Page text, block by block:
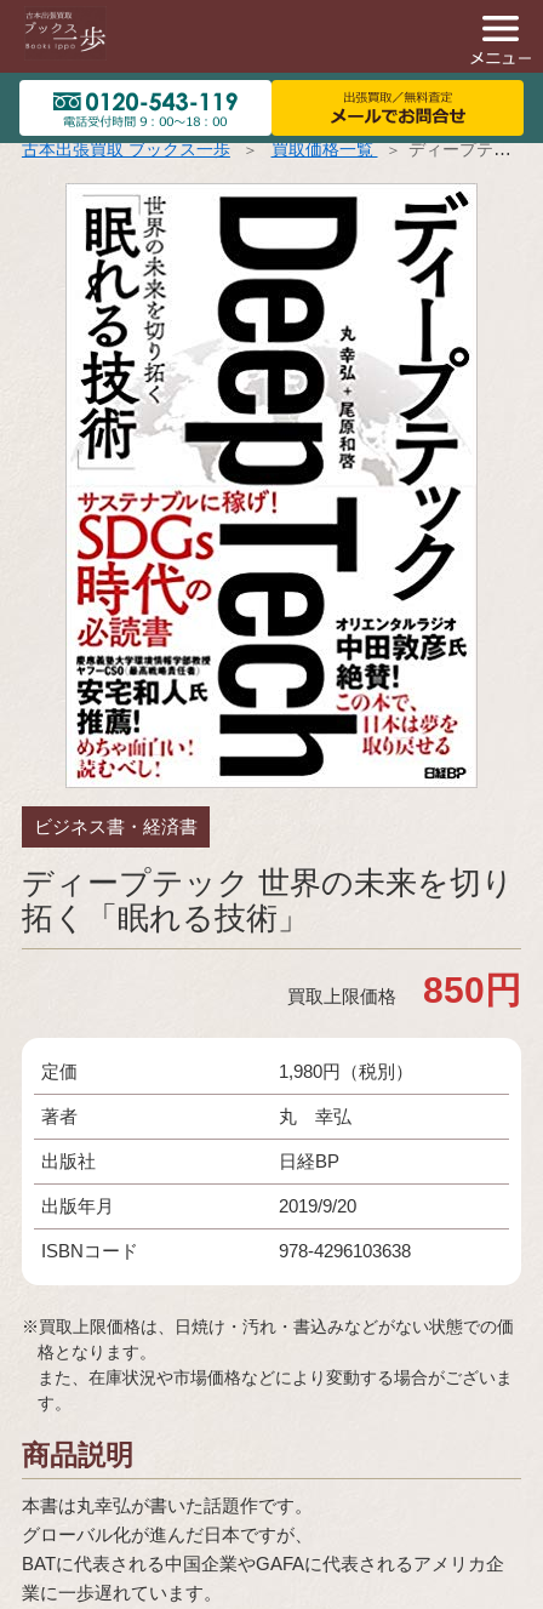
古本出張買取 ブックス一歩 買取価格一覧 ディープテック 世界の未来を切り拓く「眠れる技術」
ビジネス書・経済書
ディープテック 世界の未来を切り
拓く「眠れる技術」
買取上限価格 850円
定価 1,980円（税別）
著者 丸 幸弘
出版社 日経BP
出版年月 2019/9/20
ISBNコード 978-4296103638
※買取上限価格は、日焼け・汚れ・書込みなどがない状態での価
格となります。
また、在庫状況や市場価格などにより変動する場合がございま
す。
商品説明
本書は丸幸弘が書いた話題作です。
グローバル化が進んだ日本ですが、
BATに代表される中国企業やGAFAに代表されるアメリカ企
業に一歩遅れています。